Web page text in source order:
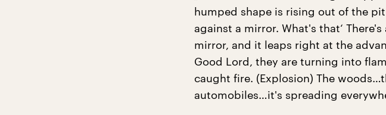
humped shape is rising out of the
against a mirror. What's that‘
mirror, and it leaps right at the
Good Lord, they are turning into
caught fire. (Explosion) The
automobiles…it's spreading